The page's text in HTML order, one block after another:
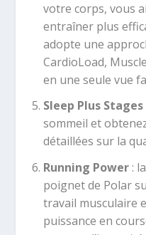
votre corps, vous
entraîner plus
adopte une
CardioLoad,
en une seule vue
Sleep Plus Stages
sommeil et
détaillées sur la
Running Power:
poignet de Polar
travail musculaire
puissance en